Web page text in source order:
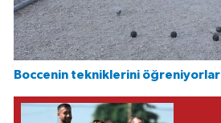
Boccenin tekniklerini öğreniyorlar